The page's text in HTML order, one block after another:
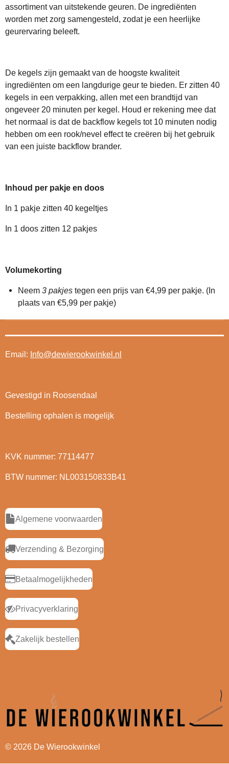
assortiment van uitstekende geuren. De ingrediënten
worden met zorg samengesteld, zodat je een heerlijke
geurervaring beleeft.
De kegels zijn gemaakt van de hoogste kwaliteit
ingrediënten om een langdurige geur te bieden. Er zitten 40
kegels in een verpakking, allen met een brandtijd van
ongeveer 20 minuten per kegel. Houd er rekening mee dat
het normaal is dat de backflow kegels tot 10 minuten nodig
hebben om een rook/nevel effect te creëren bij het gebruik
van een juiste backflow brander.
Inhoud per pakje en doos
In 1 pakje zitten 40 kegeltjes
In 1 doos zitten 12 pakjes
Volumekorting
Neem 3 pakjestegen een prijs van €4,99 per pakje. (In
plaats van €5,99 per pakje)
Email: Info@dewierookwinkel.nl
Gevestigd in Roosendaal
Bestelling ophalen is mogelijk
KVK nummer: 77114477
BTW nummer: NL003150833B41
Algemene voorwaarden
Verzending & Bezorging
Betaalmogelijkheden
Privacyverklaring
Zakelijk bestellen
© 2026 De Wierookwinkel